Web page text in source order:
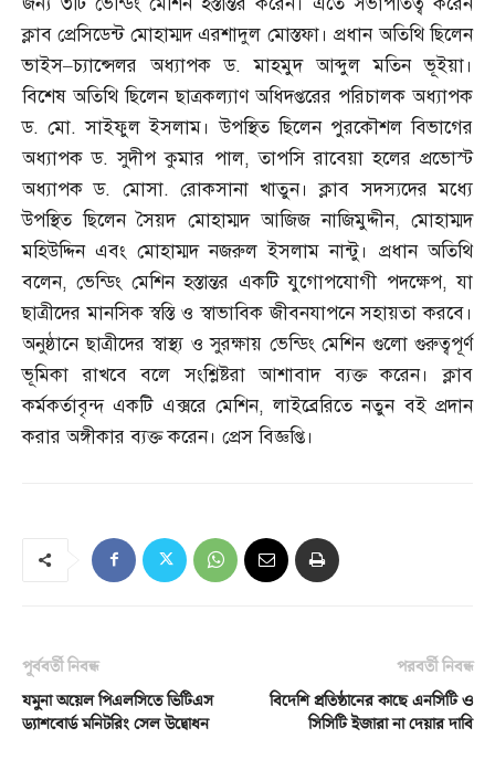
ক্লাব প্রেসিডেন্ট মোহাম্মদ এরশাদুল মোস্তফা। প্রধান অতিথি ছিলেন
ভাইস–চ্যান্সেলর অধ্যাপক ড.মাহমুদ আব্দুল মতিন ভূইয়া।
বিশেষ অতিথি ছিলেন ছাত্রকল্যাণ অধিদপ্তরের পরিচালক অধ্যাপক
ড.মো.সাইফুল ইসলাম। উপস্থিত ছিলেন পুরকৌশল বিভাগের
অধ্যাপক ড.সুদীপ কুমার পাল,তাপসি রাবেয়া হলের প্রভোস্ট
অধ্যাপক ড. মোসা. রোকসানা খাতুন। ক্লাব সদস্যদের মধ্যে
উপস্থিত ছিলেন সৈয়দ মোহাম্মদ আজিজ নাজিমুদ্দীন,মোহাম্মদ
মহিউদ্দিন এবং মোহাম্মদ নজরুল ইসলাম নান্টু। প্রধান অতিথি
বলেন,ভেন্ডিং মেশিন হস্তান্তর একটি যুগোপযোগী পদক্ষেপ,যা
ছাত্রীদের মানসিক স্বস্তি ও স্বাভাবিক জীবনযাপনে সহায়তা করবে।
অনুষ্ঠানে ছাত্রীদের স্বাস্থ্য ও সুরক্ষায় ভেন্ডিং মেশিন গুলো গুরুত্বপূর্ণ
ভূমিকা রাখবে বলে সংশ্লিষ্টরা আশাবাদ ব্যক্ত করেন। ক্লাব
কর্মকর্তাবৃন্দ একটি এক্সরে মেশিন,লাইব্রেরিতে নতুন বই প্রদান
করার অঙ্গীকার ব্যক্ত করেন। প্রেস বিজ্ঞপ্তি।
পূর্ববর্তী নিবন্ধ
যমুনা অয়েল পিএলসিতে ভিটিএস
ড্যাশবোর্ড মনিটরিং সেল উদ্বোধন
পরবর্তী নিবন্ধ
বিদেশি প্রতিষ্ঠানের কাছে এনসিটি ও
সিসিটি ইজারা না দেয়ার দাবি